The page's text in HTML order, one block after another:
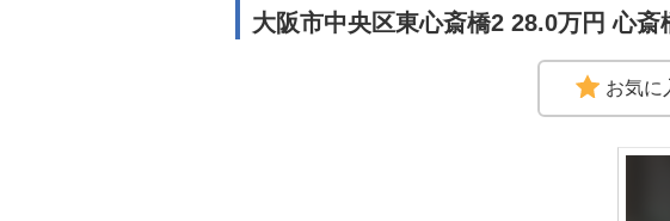
大阪市中央区東心斎橋2 28.0万円 心
お気に